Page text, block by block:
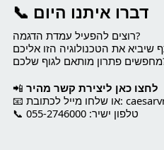
📞 דברו איתנו היום
רוצים להפעיל עמדת הדגמה?
שלכם?
📲 לחצו כאן ליצירת קשר מהיר
📧 או שלחו מייל לכתובת:
📞 טלפון ישיר: 055-2746000